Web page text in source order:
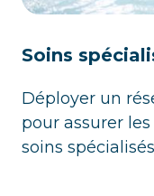
Soins
Déployer un
pour assurer
soins